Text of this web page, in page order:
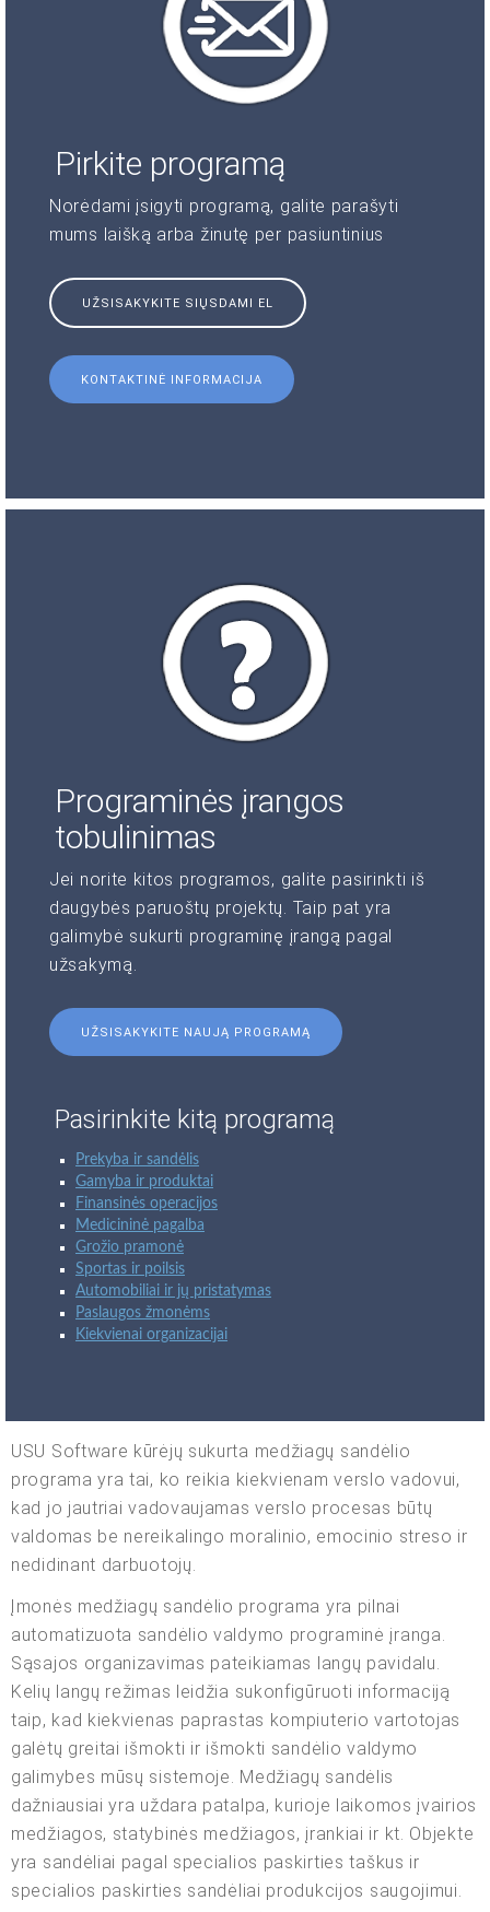
Pirkite programą
Norėdami įsigyti programą, galite parašyti
mums laišką arba žinutę per pasiuntinius
UŽSISAKYKITE SIŲSDAMI EL
KONTAKTINĖ INFORMACIJA
Programinės įrangos
tobulinimas
Jei norite kitos programos, galite pasirinkti iš
daugybės paruoštų projektų. Taip pat yra
galimybė sukurti programinę įrangą pagal
užsakymą.
UŽSISAKYKITE NAUJĄ PROGRAMĄ
Pasirinkite kitą programą
Prekyba ir sandėlis
Gamyba ir produktai
Finansinės operacijos
Medicininė pagalba
Grožio pramonė
Sportas ir poilsis
Automobiliai ir jų pristatymas
Paslaugos žmonėms
Kiekvienai organizacijai
USU Software kūrėjų sukurta medžiagų sandėlio
programa yra tai, ko reikia kiekvienam verslo vadovui,
kad jo jautriai vadovaujamas verslo procesas būtų
valdomas be nereikalingo moralinio, emocinio streso ir
nedidinant darbuotojų.
Įmonės medžiagų sandėlio programa yra pilnai
automatizuota sandėlio valdymo programinė įranga.
Sąsajos organizavimas pateikiamas langų pavidalu.
Kelių langų režimas leidžia sukonfigūruoti informaciją
taip, kad kiekvienas paprastas kompiuterio vartotojas
galėtų greitai išmokti ir išmokti sandėlio valdymo
galimybes mūsų sistemoje. Medžiagų sandėlis
dažniausiai yra uždara patalpa, kurioje laikomos įvairios
medžiagos, statybinės medžiagos, įrankiai ir kt. Objekte
yra sandėliai pagal specialios paskirties taškus ir
specialios paskirties sandėliai produkcijos saugojimui.